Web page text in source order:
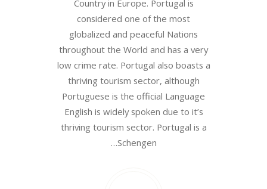
Country in Europe. Portugal is
considered one of the most
globalized and peaceful Nations
throughout the World and has a very
low crime rate. Portugal also boasts a
thriving tourism sector, although
Portuguese is the official Language
English is widely spoken due to it’s
thriving tourism sector. Portugal is a
Schengen…